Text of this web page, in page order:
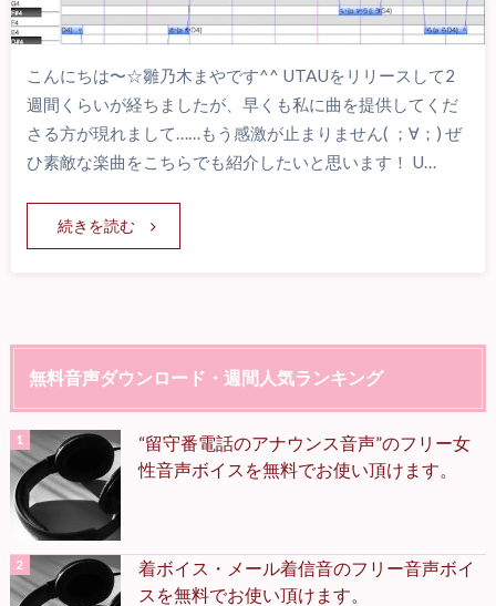
こんにちは〜☆雛乃木まやです^^ UTAUをリリースして2
週間くらいが経ちましたが、早くも私に曲を提供してくだ
さる方が現れまして……もう感激が止まりません( ；∀；) ぜ
ひ素敵な楽曲をこちらでも紹介したいと思います！ U…
続きを読む
無料音声ダウンロード・週間人気ランキング
“留守番電話のアナウンス音声”のフリー女
性音声ボイスを無料でお使い頂けます。
着ボイス・メール着信音のフリー音声ボイ
スを無料でお使い頂けます。